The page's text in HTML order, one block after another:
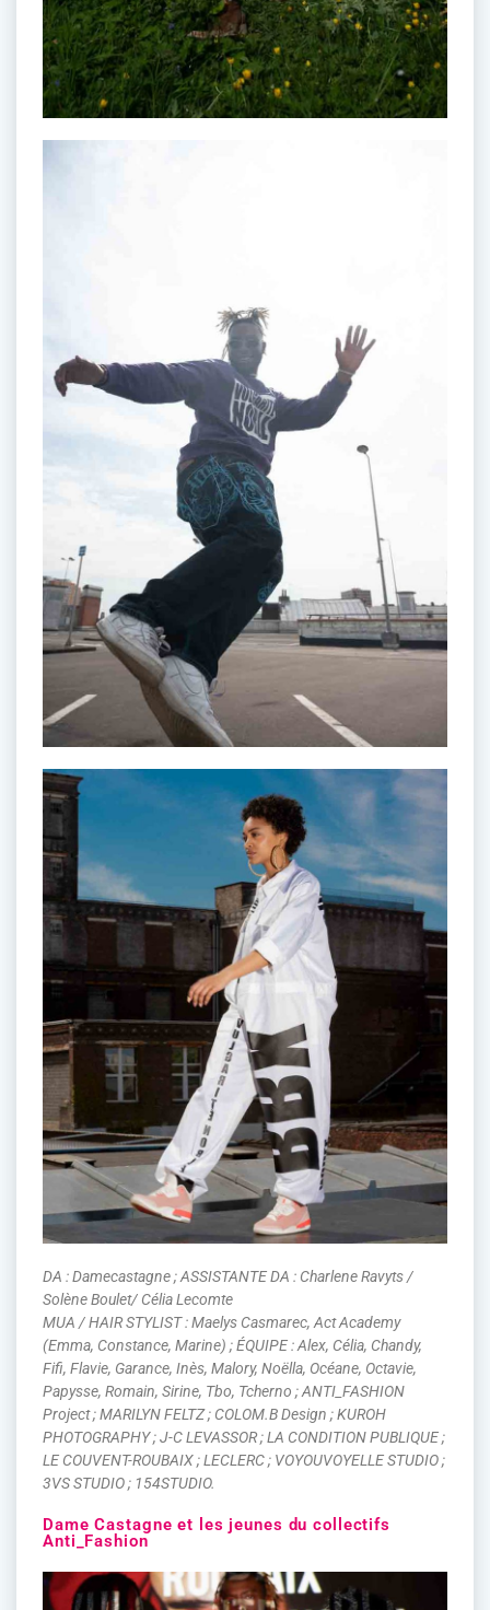
DA : Damecastagne ; ASSISTANTE DA : Charlene Ravyts /
Solène Boulet/ Célia Lecomte
MUA / HAIR STYLIST : Maelys Casmarec, Act Academy
(Emma, Constance, Marine) ; ÉQUIPE : Alex, Célia, Chandy,
Fifi, Flavie, Garance, Inès, Malory, Noëlla, Océane, Octavie,
Papysse, Romain, Sirine, Tbo, Tcherno ; ANTI_FASHION
Project ; MARILYN FELTZ ; COLOM.B Design ; KUROH
PHOTOGRAPHY ; J-C LEVASSOR ; LA CONDITION PUBLIQUE ;
LE COUVENT-ROUBAIX ; LECLERC ; VOYOUVOYELLE STUDIO ;
3VS STUDIO ; 154STUDIO.
Dame Castagne et les jeunes du collectifs
Anti_Fashion